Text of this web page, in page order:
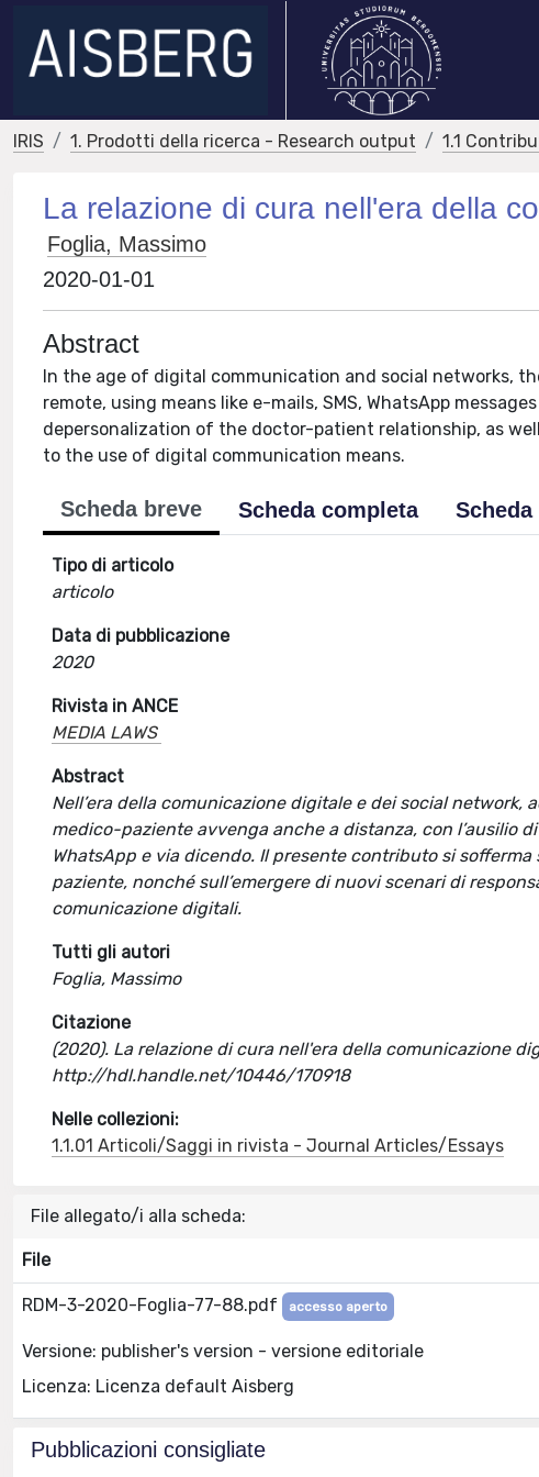
IRIS 1. Prodotti della ricerca - Research output 1.1
La relazione di cura nell'era della
Foglia, Massimo
2020-01-01
Abstract
In the age of digital communication and social networks,
remote, using means like e-mails, SMS, WhatsApp
depersonalization of the doctor-patient relationship, as
to the use of digital communication means.
Scheda breve Scheda completa
Tipo di articolo
articolo
Data di pubblicazione
2020
Rivista in ANCE
MEDIA LAWS
Abstract
Nell’era della comunicazione digitale e dei social
medico-paziente avvenga anche a distanza, con l’ausilio
WhatsApp e via dicendo. Il presente contributo si
paziente, nonché sull’emergere di nuovi scenari di
comunicazione digitali.
Tutti gli autori
Foglia, Massimo
Citazione
(2020). La relazione di cura nell'era della comunicazione
http://hdl.handle.net/10446/170918
Nelle collezioni:
1.1.01 Articoli/Saggi in rivista - Journal Articles/Essays
File allegato/i alla scheda:
File
RDM-3-2020-Foglia-77-88.pdf accesso aperto
Versione: publisher's version - versione editoriale
Licenza: Licenza default Aisberg
Pubblicazioni consigliate